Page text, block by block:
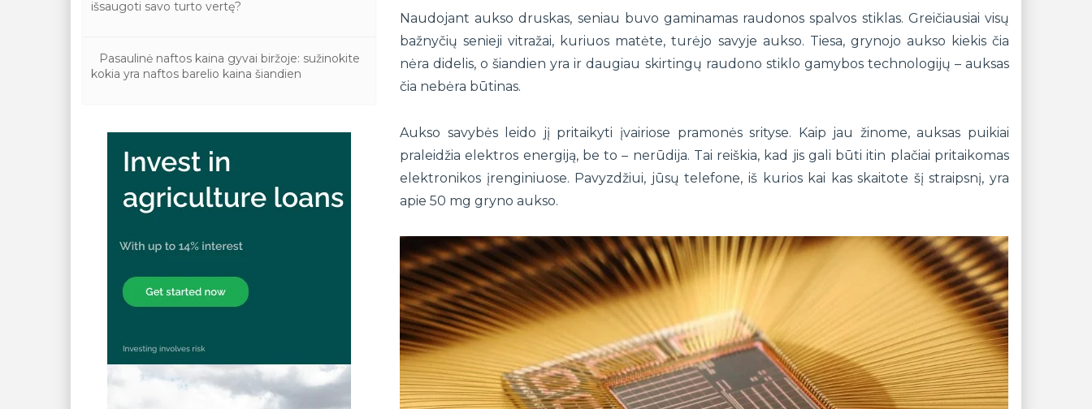
Naudojant aukso druskas, seniau buvo gaminamas raudonos spalvos stiklas. Greičiausiai visų
bažnyčių senieji vitražai, kuriuos matėte, turėjo savyje aukso. Tiesa, grynojo aukso kiekis čia
nėra didelis, o šiandien yra ir daugiau skirtingų raudono stiklo gamybos technologijų – auksas
čia nebėra būtinas.
Aukso savybės leido jį pritaikyti įvairiose pramonės srityse. Kaip jau žinome, auksas puikiai
praleidžia elektros energiją, be to – nerūdija. Tai reiškia, kad jis gali būti itin plačiai pritaikomas
elektronikos įrenginiuose. Pavyzdžiui, jūsų telefone, iš kurios kai kas skaitote šį straipsnį, yra
apie 50 mg gryno aukso.
išsaugoti savo turto vertę?
Pasaulinė naftos kaina gyvai biržoje: sužinokite
kokia yra naftos barelio kaina šiandien